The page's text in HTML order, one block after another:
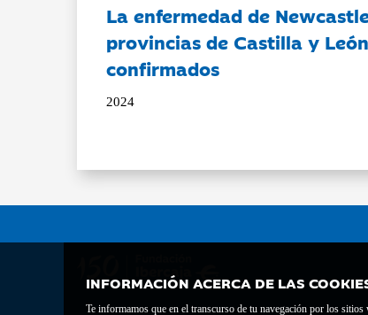
INFORMACIÓN ACERCA DE LAS
Te informamos que en el transcurso de tu navegación por los
La enfermedad de
provincias de Castilla y
confirmados
2024